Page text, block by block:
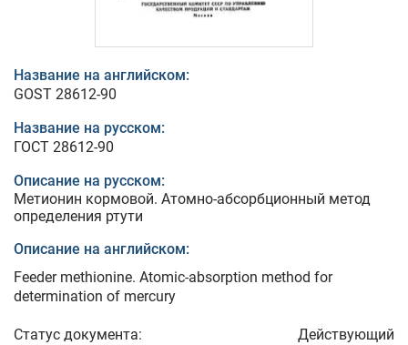
Название на английском:
GOST 28612-90
Название на русском:
ГОСТ 28612-90
Описание на русском:
Метионин кормовой. Атомно-абсорбционный метод
определения ртути
Описание на английском:
Feeder methionine. Atomic-absorption method for
determination of mercury
Статус документа: Действующий